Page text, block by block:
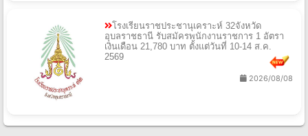
โรงเรียนราชประชานุเคราะห์ 32จังหวัด
อุบลราชธานี รับสมัครพนักงานราชการ 1 อัตรา
เงินเดือน 21,780 บาท ตั้งแต่วันที่ 10-14 ส.ค.
2569
2026/08/08